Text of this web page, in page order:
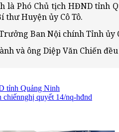
là Phó Chủ tịch HĐND tỉnh
thư Huyện ủy Cô Tô.
Ban Nội chính Tỉnh
và ông Diệp Văn Chiến
tỉnh Quảng Ninh
chiếnnghị quyết 14/nq-hđnd